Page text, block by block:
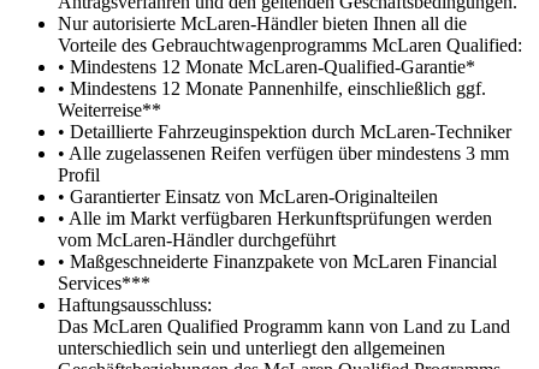
Nur autorisierte McLaren-Händler bieten Ihnen all die
Vorteile des Gebrauchtwagenprogramms McLaren Qualified:
• Mindestens 12 Monate McLaren-Qualified-Garantie*
• Mindestens 12 Monate Pannenhilfe, einschließlich ggf.
Weiterreise**
• Detaillierte Fahrzeuginspektion durch McLaren-Techniker
• Alle zugelassenen Reifen verfügen über mindestens 3 mm
Profil
• Garantierter Einsatz von McLaren-Originalteilen
• Alle im Markt verfügbaren Herkunftsprüfungen werden
vom McLaren-Händler durchgeführt
• Maßgeschneiderte Finanzpakete von McLaren Financial
Services***
Haftungsausschluss:
Das McLaren Qualified Programm kann von Land zu Land
unterschiedlich sein und unterliegt den allgemeinen